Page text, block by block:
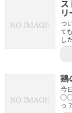
ス
つ
て
し
鶏
今
○○
っ